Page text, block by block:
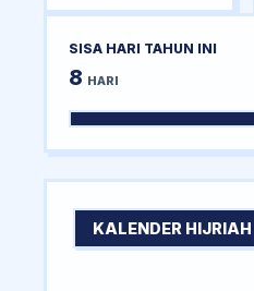
SISA HARI TAHUN INI
8 HARI
KALENDER HIJRIAH